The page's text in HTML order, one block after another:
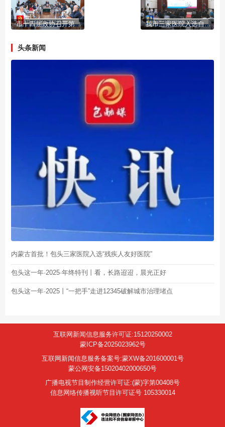
市十四届政协召开第64次主席会议 我市三家医院入选自治区首批“残疾人友好医院”
头条新闻
内蒙古首批！包头三家医院入选“残疾人友好医院”
包头这一年·2025·年终特刊丨看，长路迢迢，晨光正好
包头这一年·2025丨“一把手”走进12345破解城市治理堵点
互联网新闻信息服务许可证:15120250002
蒙ICP备2025023962号
互联网新闻信息服务备案号:蒙XW备201600001号
蒙公网安备15020402000650号
广播电视节目制作经营许可证:(蒙)字第00408号
信息网络传播视听节目许可证号 105330014